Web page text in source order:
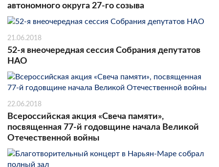
автономного округа 27-го созыва
21.06.2018
52-я внеочередная сессия Собрания депутатов
НАО
22.06.2018
Всероссийская акция «Свеча памяти»,
посвященная 77-й годовщине начала Великой
Отечественной войны